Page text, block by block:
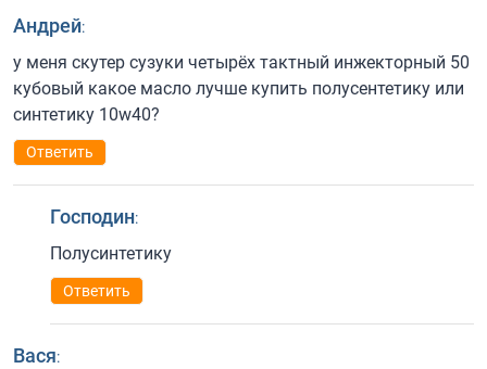
Андрей:
у меня скутер сузуки четырёх тактный инжекторный 50
кубовый какое масло лучше купить полусентетику или
синтетику 10w40?
Ответить
Господин:
Полусинтетику
Ответить
Вася: